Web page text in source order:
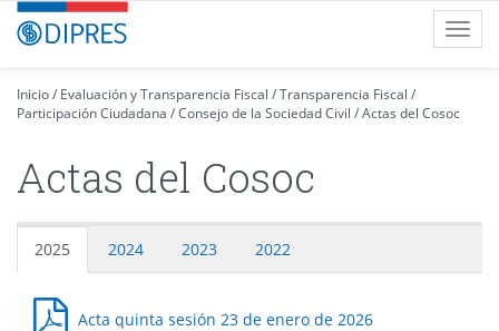
Contenido
principalDIPRES
-
de
Presupuestos
Inicio/ Evaluación y Transparencia Fiscal /Transparencia Fiscal /
Participación Ciudadana /Consejo de la Sociedad Civil /Actas del Cosoc
Actas del Cosoc
2025 2024 2023 2022
Acta quinta sesión 23 de enero de 2026